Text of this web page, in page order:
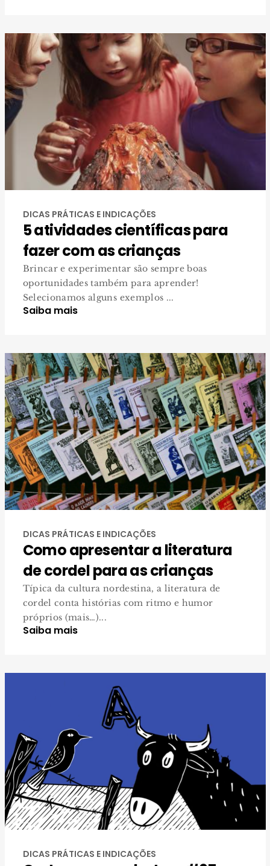
DICAS PRÁTICAS E INDICAÇÕES
5 atividades científicas para
fazer com as crianças
Brincar e experimentar são sempre boas
oportunidades também para aprender!
Selecionamos alguns exemplos ...
Saiba mais
DICAS PRÁTICAS E INDICAÇÕES
Como apresentar a literatura
de cordel para as crianças
Típica da cultura nordestina, a literatura de
cordel conta histórias com ritmo e humor
próprios (mais…)...
Saiba mais
DICAS PRÁTICAS E INDICAÇÕES